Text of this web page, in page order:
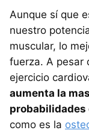
Aunque sí que
nuestro
muscular, lo
fuerza. A pesar
ejercicio
aumenta la
probabilidades
como es la